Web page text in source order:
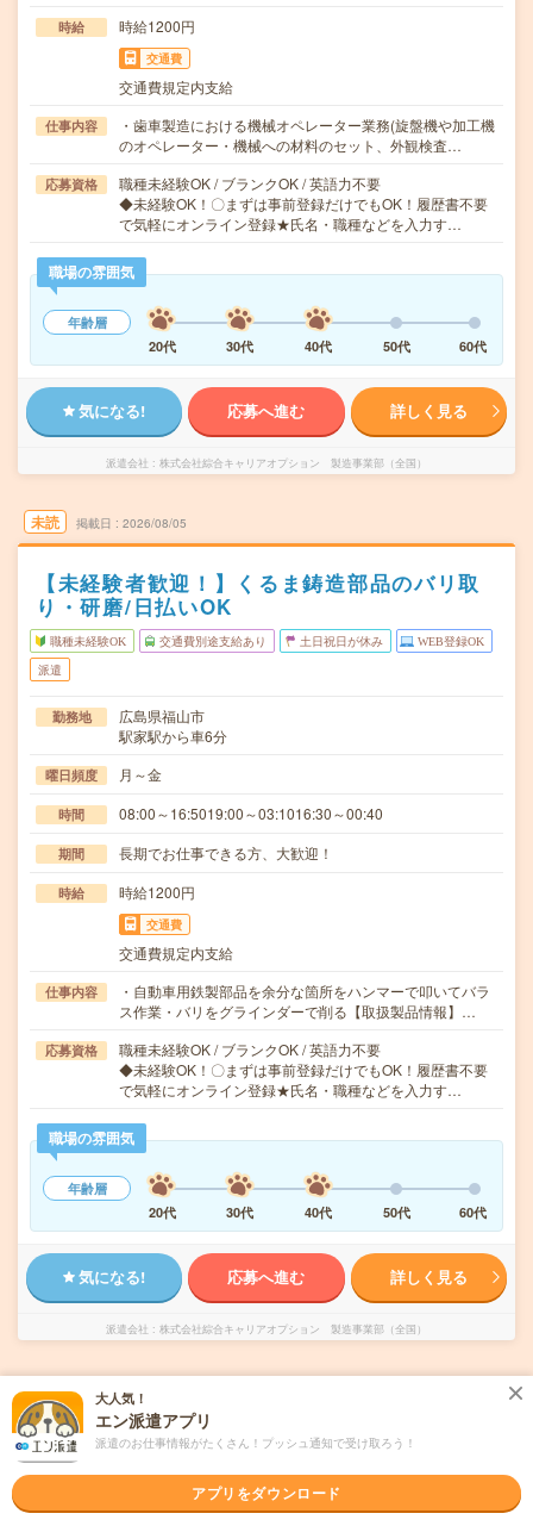
時給 時給1200円
交通費
交通費規定内支給
仕事内容
・歯車製造における機械オペレーター業務(旋盤機や加工機
のオペレーター・機械への材料のセット、外観検査…
応募資格
職種未経験OK / ブランクOK / 英語力不要
◆未経験OK！〇まずは事前登録だけでもOK！履歴書不要
で気軽にオンライン登録★氏名・職種などを入力す…
職場の雰囲気
年齢層
20代
30代 40代 50代 60代
気になる! 応募へ進む 詳しく見る
派遣会社 株式会社綜合キャリアオプション 製造事業部（全国）
未読 掲載日 2026/08/05
【未経験者歓迎！】くるま鋳造部品のバリ取
り・研磨/日払いOK
職種未経験OK 交通費別途支給あり 土日祝日が休み WEB登録OK
派遣
勤務地
広島県福山市
駅家駅から車6分
曜日頻度 月～金
時間 08:00～16:5019:00～03:1016:30～00:40
期間 長期でお仕事できる方、大歓迎！
時給 時給1200円
交通費
交通費規定内支給
仕事内容
・自動車用鉄製部品を余分な箇所をハンマーで叩いてバラ
ス作業・バリをグラインダーで削る【取扱製品情報】…
応募資格
職種未経験OK / ブランクOK / 英語力不要
◆未経験OK！〇まずは事前登録だけでもOK！履歴書不要
で気軽にオンライン登録★氏名・職種などを入力す…
職場の雰囲気
年齢層
20代
30代 40代 50代 60代
気になる! 応募へ進む 詳しく見る
派遣会社 株式会社綜合キャリアオプション 製造事業部（全国）
未読 掲載日 2026/08/05
【未経験でも大丈夫＊】産業機械用歯車の機
械操作・検査/日払いOK
大人気！
エン派遣アプリ
派遣のお仕事情報がたくさん！プッシュ通知で受け取ろう！
アプリをダウンロード